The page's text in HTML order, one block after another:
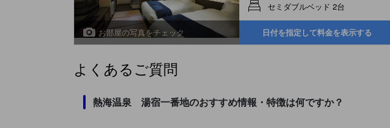
お部屋の写真をチェック
セミダブルベッド 2台
日付を指定して料金を表示する
よくあるご質問
熱海温泉 湯宿一番地のおすすめ情報・特徴は何ですか？